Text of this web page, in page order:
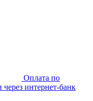
Оплата по
интернет-банк